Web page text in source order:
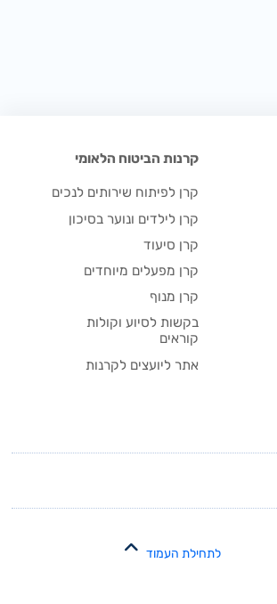
קרנות הביטוח הלאומי
קרן לפיתוח שירותים לנכים
קרן לילדים ונוער בסיכון
קרן סיעוד
קרן מפעלים מיוחדים
קרן מנוף
בקשות לסיוע וקולות
קוראים
אתר ליועצים לקרנות
לתחילת העמוד